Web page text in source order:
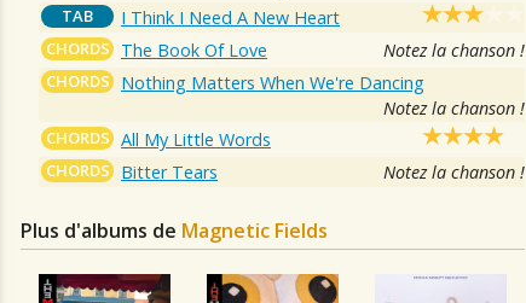
TAB I Think I Need A New Heart
CHORDS The Book Of Love Notez la chanson !
CHORDS Nothing Matters When We're Dancing
Notez la chanson !
CHORDS All My Little Words
CHORDS Bitter Tears Notez la chanson !
Plus d'albums de Magnetic Fields